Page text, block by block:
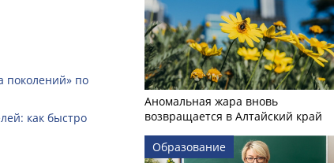
поколений» по
как быстро
Аномальная жара вновь
возвращается в Алтайский край
Образование